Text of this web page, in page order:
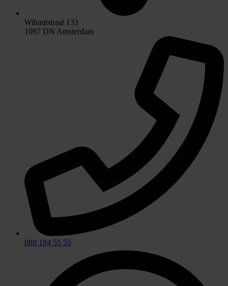
Wibautstraat 133
1097 DN Amsterdam
088 184 55 55